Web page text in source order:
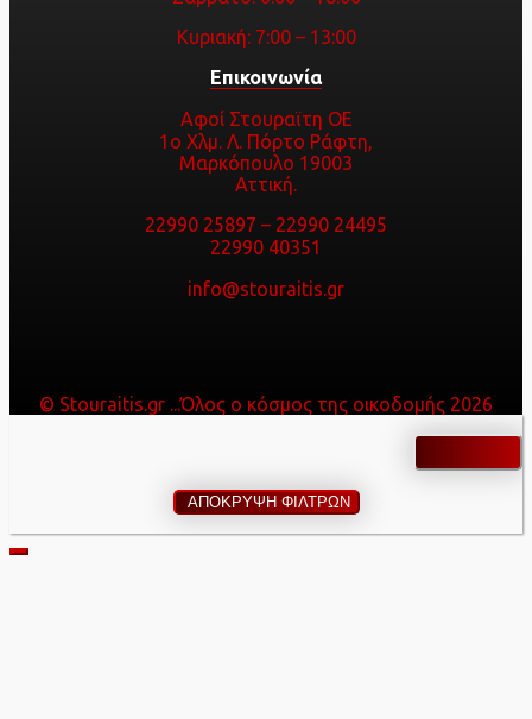
Κυριακή: 7:00 – 13:00
Επικοινωνία
Αφοί Στουραϊτη ΟΕ
1ο Χλμ. Λ. Πόρτο Ράφτη,
Μαρκόπουλο 19003
Αττική.
22990 25897 – 22990 24495
22990 40351
info@stouraitis.gr
© Stouraitis.gr ...Όλος ο κόσμος της οικοδομής 2026
ΑΠΟΚΡΥΨΗ ΦΙΛΤΡΩΝ